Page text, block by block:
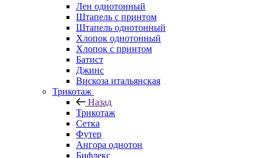
Лен однотонный
Штапель с принтом
Штапель однотонный
Хлопок однотонный
Хлопок с принтом
Батист
Джинс
Вискоза итальянская
Трикотаж
Назад
Трикотаж
Сетка
Футер
Ангора однотон
Бифлекс